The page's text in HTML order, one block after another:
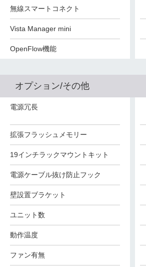
無線スマートコネクト
Vista Manager mini
OpenFlow機能
最大180AP
○
AT-x950-FL15
オプション/その他
電源冗長
拡張フラッシュメモリー
19インチラックマウントキット
電源ケーブル抜け防止フック
壁設置ブラケット
ユニット数
動作温度
ファン有無
ホットスワップ
USBポート装備
標準添付
#NAME
標準添付
1U
0～50℃
有
USBポート装備
標準添付
#NAME